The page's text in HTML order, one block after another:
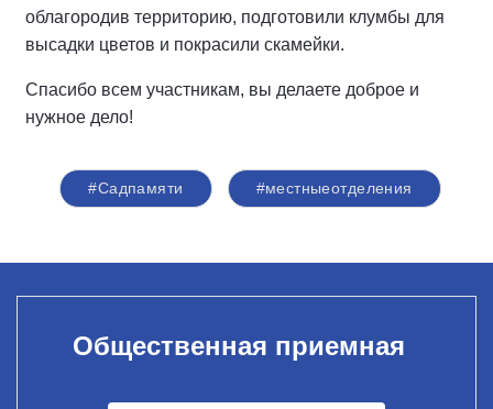
облагородив территорию, подготовили клумбы для
высадки цветов и покрасили скамейки.
Спасибо всем участникам, вы делаете доброе и
нужное дело!
#Садпамяти #местныеотделения
Общественная приемная